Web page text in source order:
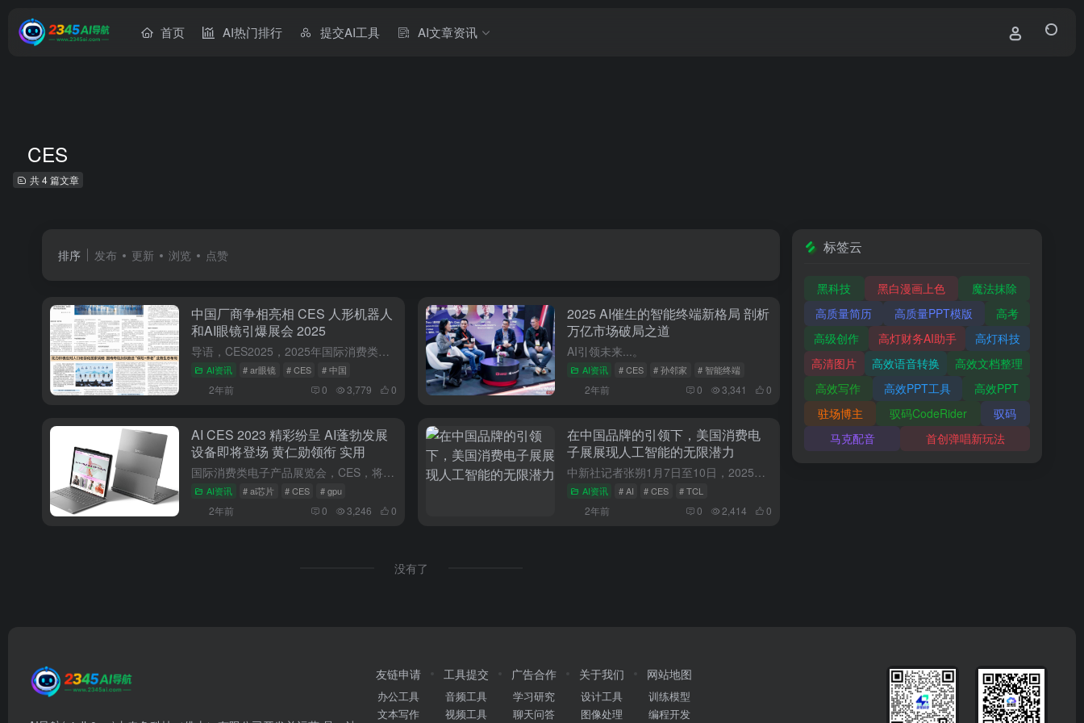
首页 AI热门排行 提交AI工具 AI文章资讯
CES
共 4 篇文章
排序 发布 更新 浏览 点赞
中国厂商争相亮相 CES 人形机器人
和AI眼镜引爆展会 2025
导语，CES2025，2025年国际消费类电子产品展览会，已于2025年1月7日正式开幕，近年来，中国科技厂商在CES上的身影愈发活跃，已然成为展会的中坚力量，据数据显示，今年参展的中国公司数量超过1...
AI资讯 # ar眼镜 # CES # 中国
2年前 0 3,779 0
2025 AI催生的智能终端新格局 剖析
万亿市场破局之道
AI引领未来...。
AI资讯 # CES # 孙邻家 # 智能终端
2年前 0 3,341 0
AI CES 2023 精彩纷呈 AI蓬勃发展
设备即将登场 黄仁勋领衔 实用
国际消费类电子产品展览会，CES，将于当地时间1月7日在美国拉斯维加斯盛大开幕，持续至1月10日结束，CES被称为全球最大的科技贸易会议之一，据主办方介绍，2024年CES吸引了4300家公司和近14...
AI资讯 # ai芯片 # CES # gpu
2年前 0 3,246 0
在中国品牌的引领下，美国消费电
子展展现人工智能的无限潜力
中新社记者张朔1月7日至10日，2025年美国消费电子展，CES，在内华达州拉斯维加斯举行，作为全球最大的消费技术产业盛会之一，CES也被视为观察国际消费电子最新科技成果和发展态势的风向标，来自166...
AI资讯 # AI # CES # TCL
2年前 0 2,414 0
没有了
标签云
黑科技 黑白漫画上色
魔法抹除
高质量简历
高质量PPT模版
高考
高级创作
高灯财务AI助手
高灯科技
高清图片
高效语音转换
高效文档整理
高效写作
高效PPT工具
高效PPT
驻场博主
驭码CodeRider
驭码
马克配音
首创弹唱新玩法
友链申请
办公工具
文本写作
工具提交
音频工具
视频工具
广告合作
学习研究
聊天问答
关于我们
设计工具
图像处理
网站地图
训练模型
编程开发